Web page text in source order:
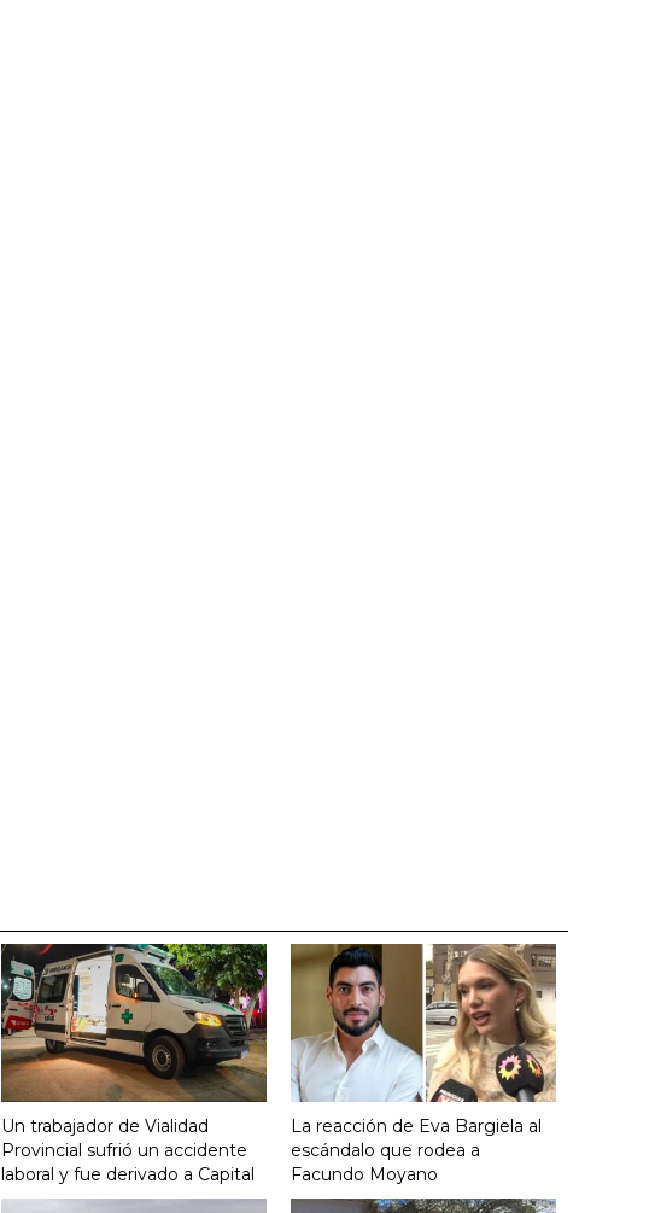
Un trabajador de Vialidad
Provincial sufrió un accidente
laboral y fue derivado a Capital
La reacción de Eva Bargiela al
escándalo que rodea a
Facundo Moyano